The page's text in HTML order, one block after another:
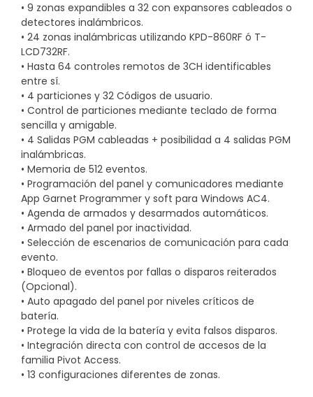
• 9 zonas expandibles a 32 con expansores cableados o
detectores inalámbricos.
• 24 zonas inalámbricas utilizando KPD-860RF ó T-
LCD732RF.
• Hasta 64 controles remotos de 3CH identificables
entre sí.
• 4 particiones y 32 Códigos de usuario.
• Control de particiones mediante teclado de forma
sencilla y amigable.
• 4 Salidas PGM cableadas + posibilidad a 4 salidas PGM
inalámbricas.
• Memoria de 512 eventos.
• Programación del panel y comunicadores mediante
App Garnet Programmer y soft para Windows AC4.
• Agenda de armados y desarmados automáticos.
• Armado del panel por inactividad.
• Selección de escenarios de comunicación para cada
evento.
• Bloqueo de eventos por fallas o disparos reiterados
(Opcional).
• Auto apagado del panel por niveles críticos de
batería.
• Protege la vida de la batería y evita falsos disparos.
• Integración directa con control de accesos de la
familia Pivot Access.
• 13 configuraciones diferentes de zonas.